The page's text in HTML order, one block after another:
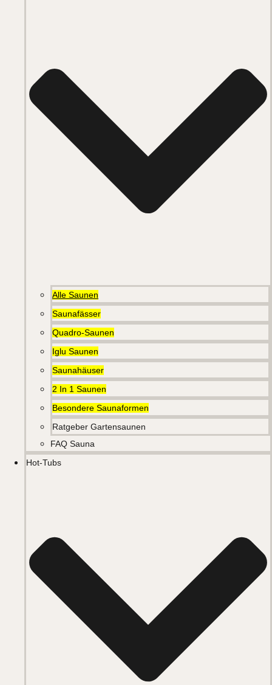
Alle Saunen
Saunafässer
Quadro-Saunen
Iglu Saunen
Saunahäuser
2 In 1 Saunen
Besondere Saunaformen
Ratgeber Gartensaunen
FAQ Sauna
Hot-Tubs